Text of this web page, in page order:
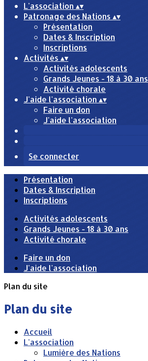
L'association ▴▾
Patronage des Nations ▴▾
Présentation
Dates & Inscription
Inscriptions
Activités ▴▾
Activités adolescents
Grands Jeunes - 18 à 30 ans
Activité chorale
J'aide l'association ▴▾
Faire un don
J'aide l'association
Se connecter
Présentation
Dates & Inscription
Inscriptions
Activités adolescents
Grands Jeunes - 18 à 30 ans
Activité chorale
Faire un don
J'aide l'association
Plan du site
Plan du site
Accueil
L'association
Lumière des Nations